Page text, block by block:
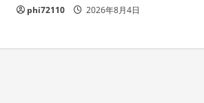
phi72110 2026年8月4日